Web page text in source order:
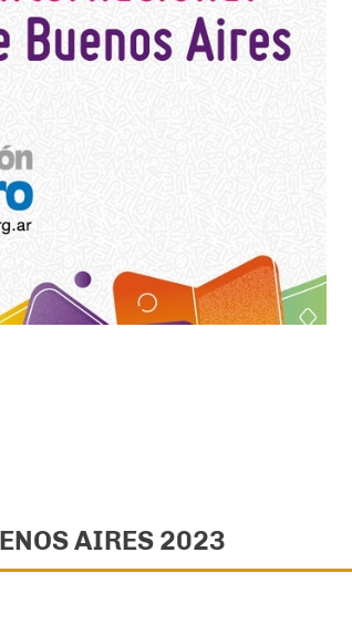
AIRES 2023